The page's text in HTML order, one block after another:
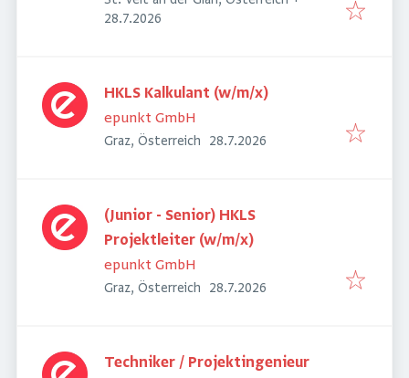
Veröffentlicht
28.7.2026
HKLS Kalkulant (w/m/x)
epunkt GmbH
Graz, Österreich Veröffentlicht
28.7.2026
(Junior - Senior) HKLS
Projektleiter (w/m/x)
epunkt GmbH
Graz, Österreich Veröffentlicht
28.7.2026
Techniker / Projektingenieur